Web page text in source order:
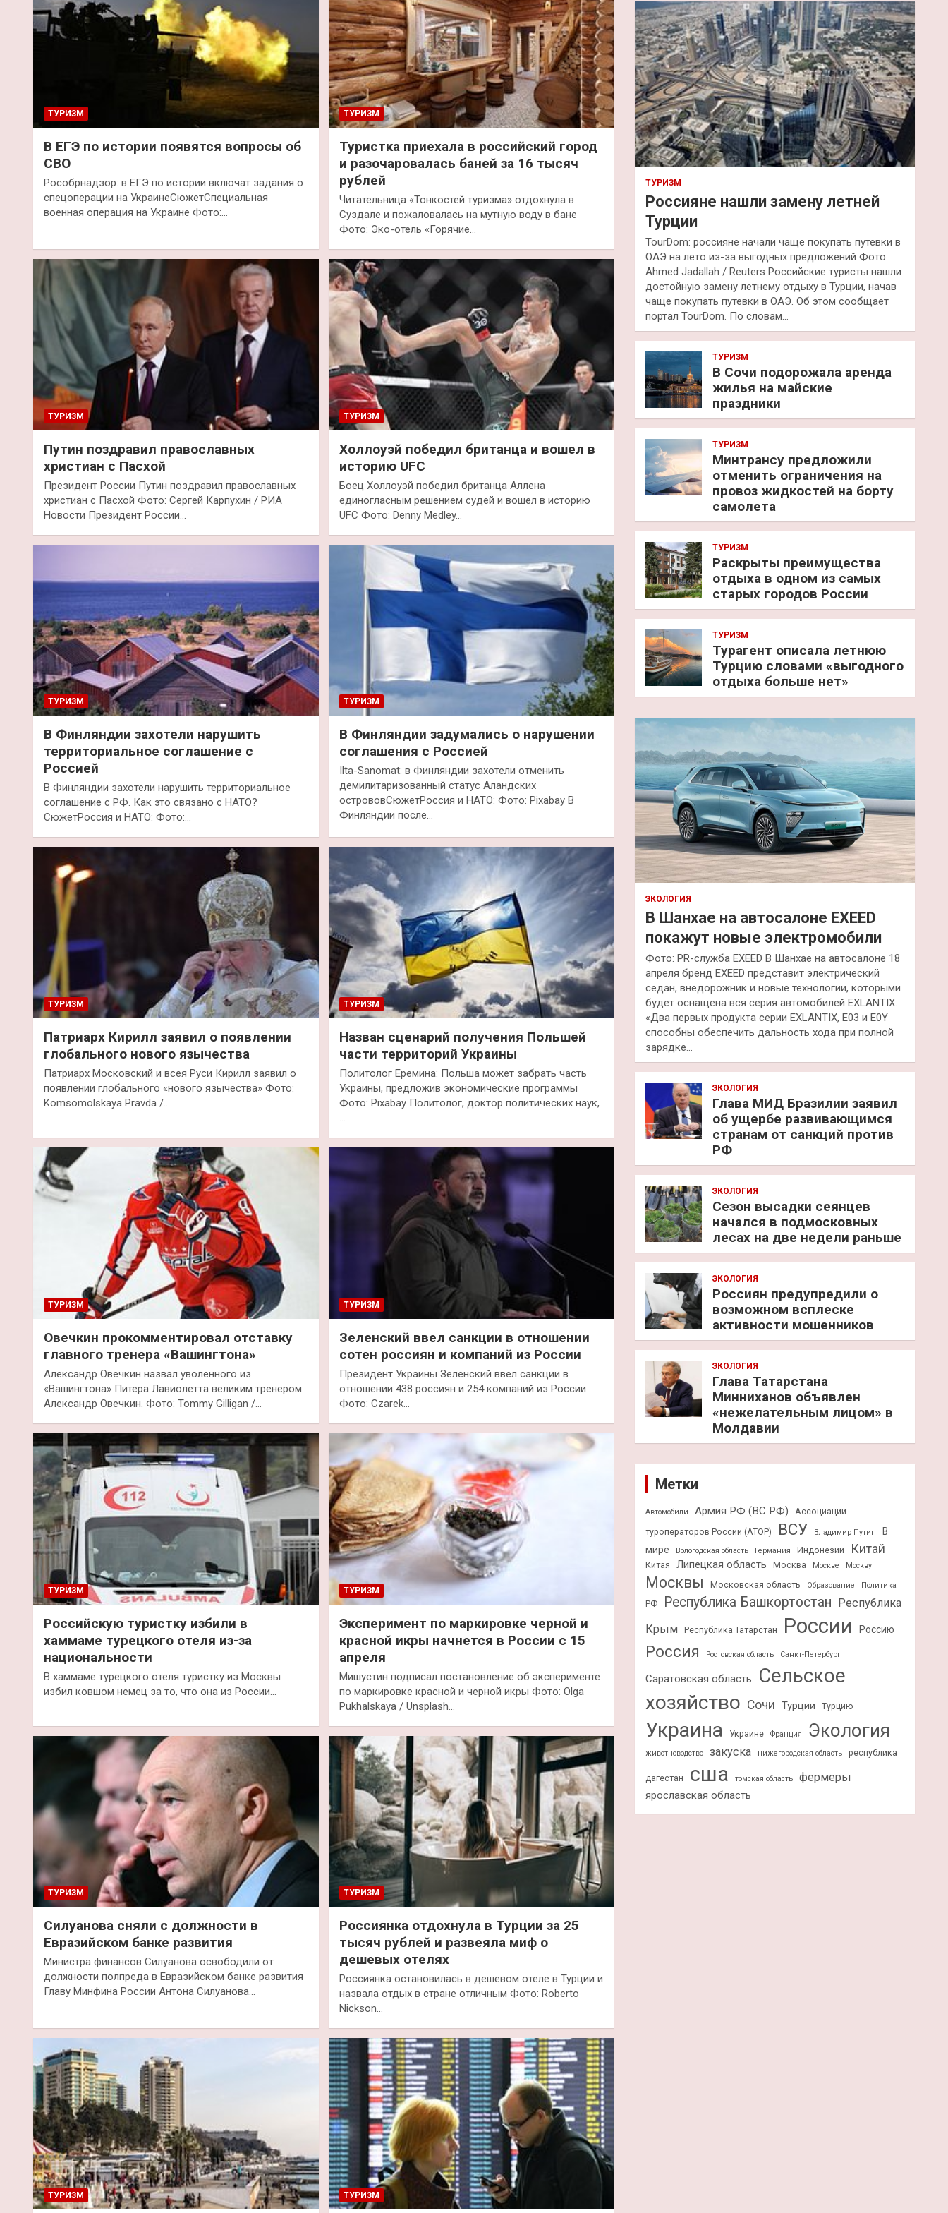
ТУРИЗМ
В ЕГЭ по истории появятся вопросы об
СВО
Рособрнадзор: в ЕГЭ по истории включат задания о
спецоперации на УкраинеСюжетСпециальная
военная операция на Украине Фото:…
ТУРИЗМ
Туристка приехала в российский город
и разочаровалась баней за 16 тысяч
рублей
Читательница «Тонкостей туризма» отдохнула в
Суздале и пожаловалась на мутную воду в бане
Фото: Эко-отель «Горячие…
ТУРИЗМ
Путин поздравил православных
христиан с Пасхой
Президент России Путин поздравил православных
христиан с Пасхой Фото: Сергей Карпухин / РИА
Новости Президент России…
ТУРИЗМ
Холлоуэй победил британца и вошел в
историю UFC
Боец Холлоуэй победил британца Аллена
единогласным решением судей и вошел в историю
UFC Фото: Denny Medley…
ТУРИЗМ
В Финляндии захотели нарушить
территориальное соглашение с
Россией
В Финляндии захотели нарушить территориальное
соглашение с РФ. Как это связано с НАТО?
СюжетРоссия и НАТО: Фото:…
ТУРИЗМ
В Финляндии задумались о нарушении
соглашения с Россией
Ilta-Sanomat: в Финляндии захотели отменить
демилитаризованный статус Аландских
острововСюжетРоссия и НАТО: Фото: Pixabay В
Финляндии после…
ТУРИЗМ
Патриарх Кирилл заявил о появлении
глобального нового язычества
Патриарх Московский и всея Руси Кирилл заявил о
появлении глобального «нового язычества» Фото:
Komsomolskaya Pravda /…
ТУРИЗМ
Назван сценарий получения Польшей
части территорий Украины
Политолог Еремина: Польша может забрать часть
Украины, предложив экономические программы
Фото: Pixabay Политолог, доктор политических наук,
…
ТУРИЗМ
Овечкин прокомментировал отставку
главного тренера «Вашингтона»
Александр Овечкин назвал уволенного из
«Вашингтона» Питера Лавиолетта великим тренером
Александр Овечкин. Фото: Tommy Gilligan /…
ТУРИЗМ
Зеленский ввел санкции в отношении
сотен россиян и компаний из России
Президент Украины Зеленский ввел санкции в
отношении 438 россиян и 254 компаний из России
Фото: Czarek…
ТУРИЗМ
Российскую туристку избили в
хаммаме турецкого отеля из-за
национальности
В хаммаме турецкого отеля туристку из Москвы
избил ковшом немец за то, что она из России…
ТУРИЗМ
Эксперимент по маркировке черной и
красной икры начнется в России с 15
апреля
Мишустин подписал постановление об эксперименте
по маркировке красной и черной икры Фото: Olga
Pukhalskaya / Unsplash…
ТУРИЗМ
Силуанова сняли с должности в
Евразийском банке развития
Министра финансов Силуанова освободили от
должности полпреда в Евразийском банке развития
Главу Минфина России Антона Силуанова…
ТУРИЗМ
Россиянка отдохнула в Турции за 25
тысяч рублей и развеяла миф о
дешевых отелях
Россиянка остановилась в дешевом отеле в Турции и
назвала отдых в стране отличным Фото: Roberto
Nickson…
ТУРИЗМ ТУРИЗМ
к
ТУРИЗМ
Россияне нашли замену летней
Турции
TourDom: россияне начали чаще покупать путевки в
ОАЭ на лето из-за выгодных предложений Фото:
Ahmed Jadallah / Reuters Российские туристы нашли
достойную замену летнему отдыху в Турции, начав
чаще покупать путевки в ОАЭ. Об этом сообщает
портал TourDom. По словам…
ТУРИЗМ
В Сочи подорожала аренда
жилья на майские
праздники
ТУРИЗМ
Минтрансу предложили
отменить ограничения на
провоз жидкостей на борту
самолета
ТУРИЗМ
Раскрыты преимущества
отдыха в одном из самых
старых городов России
ТУРИЗМ
Турагент описала летнюю
Турцию словами «выгодного
отдыха больше нет»
ЭКОЛОГИЯ
В Шанхае на автосалоне EXEED
покажут новые электромобили
Фото: PR-служба EXEED В Шанхае на автосалоне 18
апреля бренд EXEED представит электрический
седан, внедорожник и новые технологии, которыми
будет оснащена вся серия автомобилей EXLANTIX.
«Два первых продукта серии EXLANTIX, E03 и E0Y
способны обеспечить дальность хода при полной
зарядке…
ЭКОЛОГИЯ
Глава МИД Бразилии заявил
об ущербе развивающимся
странам от санкций против
РФ
ЭКОЛОГИЯ
Сезон высадки сеянцев
начался в подмосковных
лесах на две недели раньше
ЭКОЛОГИЯ
Россиян предупредили о
возможном всплеске
активности мошенников
ЭКОЛОГИЯ
Глава Татарстана
Минниханов объявлен
«нежелательным лицом» в
Молдавии
Метки
Автомобили Армия РФ (ВС РФ)
Ассоциации
туроператоров России (АТОР)
ВСУ Владимир Путин
В
мире
Вологодская область Германия Индонезии Китай
Китая Липецкая область Москва Москве Москву
Москвы Московская область Образование Политика
РФ Республика Башкортостан Республика
Крым
Республика Татарстан России Россию
Россия Ростовская область Санкт-Петербург
Саратовская область
Сельское
хозяйство Сочи Турции Турцию
Украина Украине Франция Экология
животноводство закуска нижегородская область республика
дагестан сша томская область фермеры
ярославская область